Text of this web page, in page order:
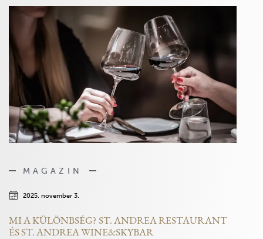
MAGAZIN
2025. november 3.
MI A KÜLÖNBSÉG? ST. ANDREA RESTAURANT
ÉS ST. ANDREA WINE&SKYBAR